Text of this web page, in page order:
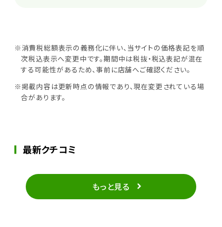
※消費税総額表示の義務化に伴い、当サイトの価格表記を順
次税込表示へ変更中です。期間中は税抜・税込表記が混在
する可能性があるため、事前に店舗へご確認ください。
※掲載内容は更新時点の情報であり、現在変更されている場
合があります。
最新クチコミ
もっと見る